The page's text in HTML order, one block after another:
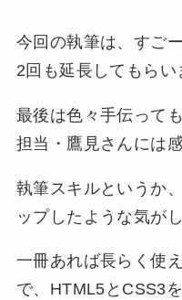
今回の執筆は、すご
2回も延長してもらい
最後は色々手伝って
担当・鷹見さんには感
執筆スキルというか
ップしたような気が
一冊あれば長らく使
で、HTML5とCSS3